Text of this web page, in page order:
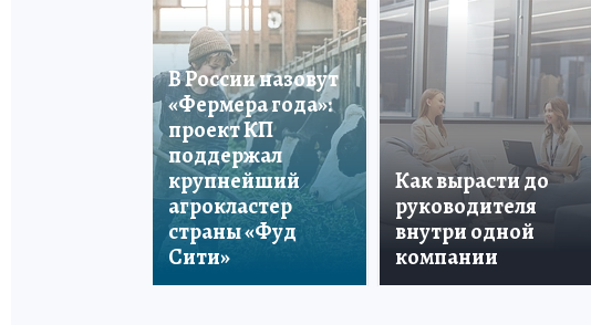
В России назовут
«Фермера года»:
проект КП
поддержал
крупнейший
агрокластер
страны «Фуд
Сити»
Как вырасти до
руководителя
внутри одной
компании